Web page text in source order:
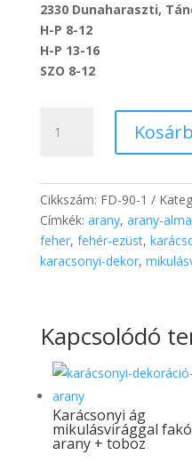
2330 Dunaharaszti,
H-P 8-12
H-P 13-16
SZO 8-12
Mintás
Házikó
(mézeskalács
házas)
mennyiség
Cikkszám: FD-90-1
Címkék: arany, arany-alma
feher, fehér-ezüst,
karacsonyi-dekor,
Kapcsolódó
Karácsonyi ág
mikulásvirággal fakó
arany + toboz